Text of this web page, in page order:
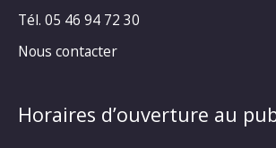
Tél. 05 46 94 72 30
Nous contacter
Horaires d’ouverture au